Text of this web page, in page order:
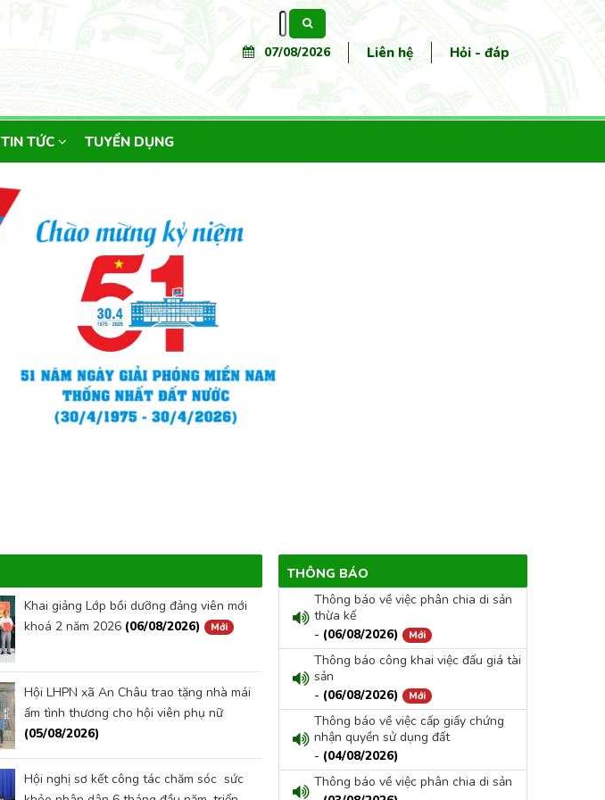
07/08/2026 Liên hệ Hỏi - đáp
kiếm
TIN TỨC TUYỂN DỤNG
05/08/2026
Hội nghị sơ kết công tác chăm sóc sức khỏe
05/08/2026
Hội nghị sơ
Khai giảng Lớp bồi dưỡng đảng viên mới
khoá 2 năm 2026 (06/08/2026) Mới
Hội LHPN xã An Châu trao tặng nhà mái
ấm tình thương cho hội viên phụ nữ
(05/08/2026)
Hội nghị sơ kết công tác chăm sóc sức
THÔNG BÁO
Thông báo về việc phân chia di sản
thừa kế
- (06/08/2026) Mới
Thông báo công khai việc đấu giá tài
sản
- (06/08/2026) Mới
Thông báo về việc cấp giấy chứng
nhận quyền sử dụng đất
- (04/08/2026)
Thông báo về việc phân chia di sản